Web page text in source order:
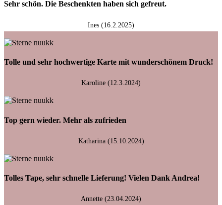
Sehr schön. Die Beschenkten haben sich gefreut.
Ines (16.2.2025)
Tolle und sehr hochwertige Karte mit wunderschönem Druck!
Karoline (12.3.2024)
Top gern wieder. Mehr als zufrieden
Katharina (15.10.2024)
Tolles Tape, sehr schnelle Lieferung! Vielen Dank Andrea!
Annette (23.04.2024)